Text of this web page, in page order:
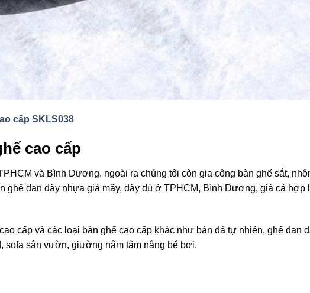
cấp SKLS038
cao cấp
và Bình Dương, ngoài ra chúng tôi còn gia công bàn ghế sắt,
ghế đan dây nhựa giả mây, dây dù ở TPHCM, Bình Dương, giá cả hợp
cấp và các loại bàn ghế cao cấp khác như bàn đá tự nhiên, ghế đan
sofa sân vườn, giường nằm tắm nắng bể bơi.